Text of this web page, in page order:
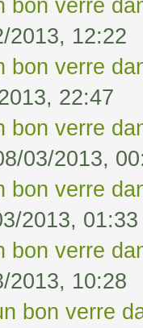
bon verre
2013, 12:22
bon verre
22:47
bon verre
03/2013,
bon verre
2013, 01:33
bon verre
2013, 10:28
bon verre